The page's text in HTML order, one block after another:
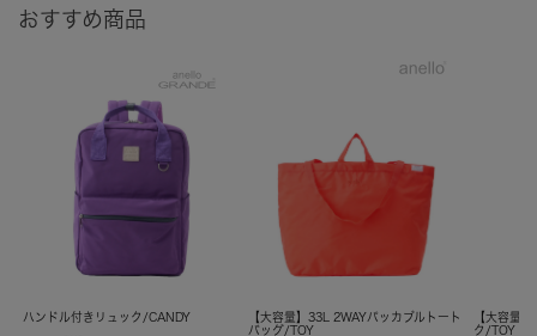
おすすめ商品
ハンドル付きリュック/CANDY
【大容量】33L 2WAYパッカブルトート
バッグ/TOY
【大容量
ク/TOY